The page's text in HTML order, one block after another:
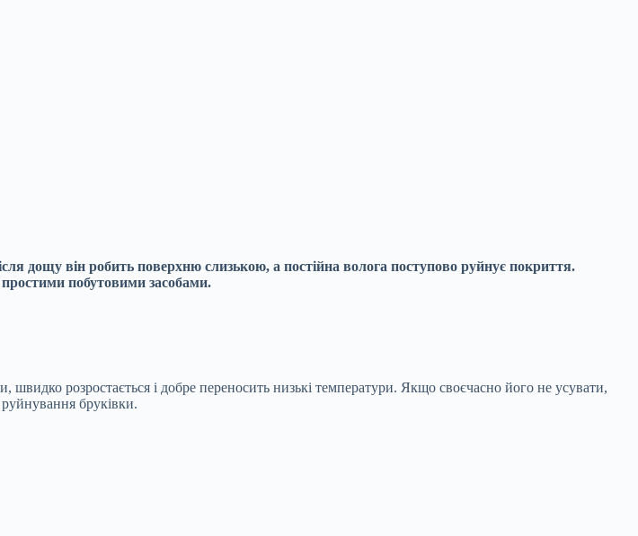
дощу він робить поверхню слизькою, а постійна волога поступово руйнує покриття.
простими побутовими засобами.
розростається і добре переносить низькі температури. Якщо своєчасно його не усувати,
бруківки.